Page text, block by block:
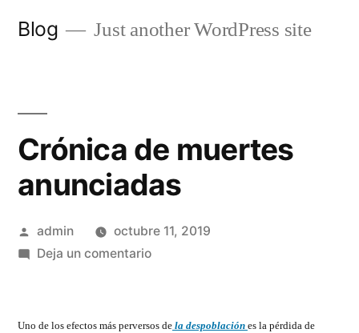
Blog Just another WordPress site
Crónica de muertes
anunciadas
Publicado
por
admin
octubre 11, 2019
Deja un comentarioen
muertes
Uno de los efectos más perversos dela despoblaciónes la pérdida de